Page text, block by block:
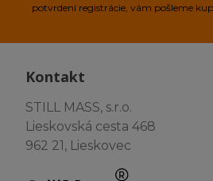
potvrdení registrácie, vám pošleme
Kontakt
STILL MASS, s.r.o.
Lieskovská cesta 468
962 21, Lieskovec